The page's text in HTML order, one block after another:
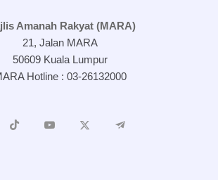
Amanah Rakyat (MARA)
21, Jalan MARA
50609 Kuala Lumpur
Hotline : 03-26132000